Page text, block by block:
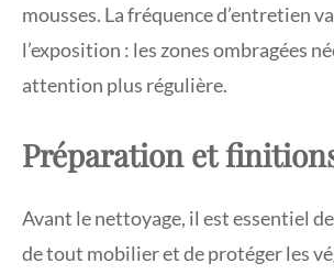
mousses. La fréquence d’entretien
l’exposition : les zones ombragées
attention plus régulière.
Préparation et
Avant le nettoyage, il est essentiel
de tout mobilier et de protéger les